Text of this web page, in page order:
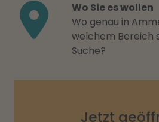
Wo Sie es wollen
Wo genau in
welchem Bereich
Suche?
Jetzt